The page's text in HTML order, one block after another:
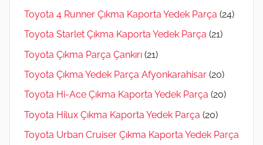
Toyota 4 Runner Çıkma Kaporta Yedek Parça (24)
Toyota Starlet Çıkma Kaporta Yedek Parça (21)
Toyota Çıkma Parça Çankırı (21)
Toyota Çıkma Yedek Parça Afyonkarahisar (20)
Toyota Hi-Ace Çıkma Kaporta Yedek Parça (20)
Toyota Hilux Çıkma Kaporta Yedek Parça (20)
Toyota Urban Cruiser Çıkma Kaporta Yedek Parça